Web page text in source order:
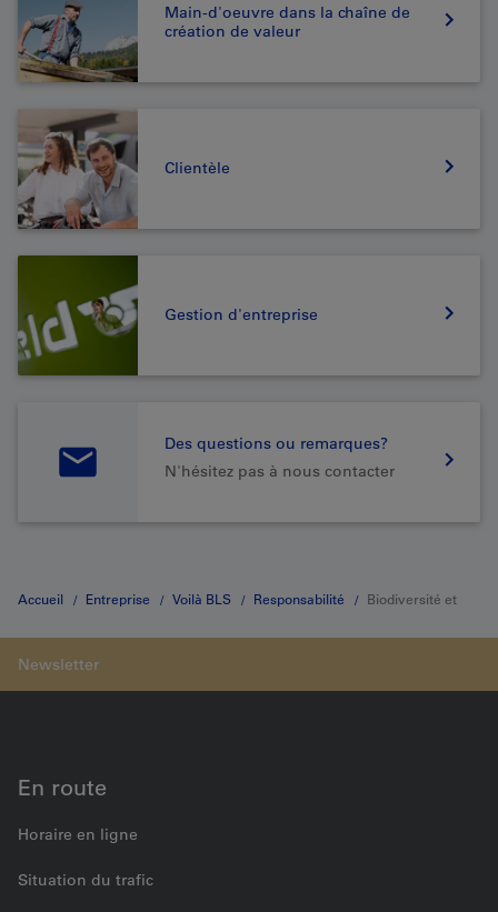
Main-d'oeuvre dans la chaîne de
création de valeur
Clientèle
Gestion d'entreprise
Des questions ou remarques?
N'hésitez pas à nous contacter
Accueil Entreprise Voilà BLS Responsabilité Biodiversité et
En route
Horaire en ligne
Situation du trafic